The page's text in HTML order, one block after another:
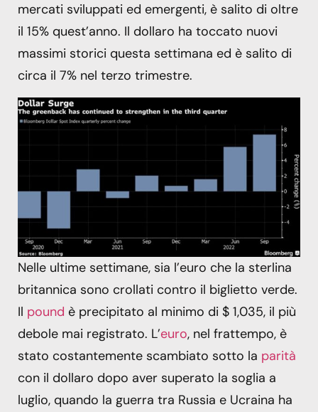
mercati sviluppati ed emergenti, è salito di oltre
il 15% quest’anno. Il dollaro ha toccato nuovi
massimi storici questa settimana ed è salito di
circa il 7% nel terzo trimestre.
Nelle ultime settimane, sia l’euro che la sterlina
britannica sono crollati contro il biglietto verde.
Il pound è precipitato al minimo di $ 1,035, il più
debole mai registrato. L’euro, nel frattempo, è
stato costantemente scambiato sotto la parità
con il dollaro dopo aver superato la soglia a
luglio, quando la guerra tra Russia e Ucraina ha